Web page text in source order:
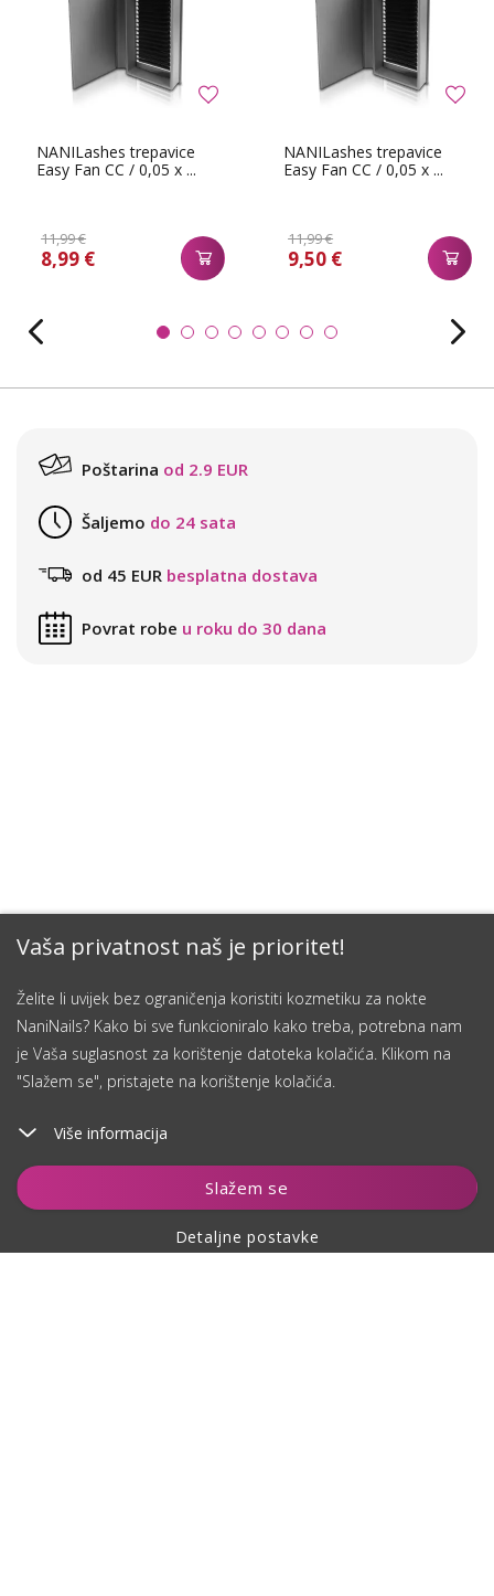
Vaša privatnost naš je prioritet!
Želite li uvijek bez ograničenja koristiti kozmetiku za nokte
NaniNails? Kako bi sve funkcioniralo kako treba, potrebna nam
je Vaša suglasnost za korištenje datoteka kolačića. Klikom na
"Slažem se", pristajete na korištenje kolačića.
Više informacija
Slažem se
Detaljne postavke
Dodaj u košaricu
NANILashes trepavice
Easy Fan CC / 0,05 x ...
11,99 €
8,99 €
NANILashes trepavice
Easy Fan CC / 0,05 x ...
11,99 €
9,50 €
Poštarina od 2.9 EUR
Šaljemo do 24 sata
od 45 EUR besplatna dostava
Povrat robe u roku do 30 dana